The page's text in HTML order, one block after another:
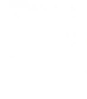
Tử vi